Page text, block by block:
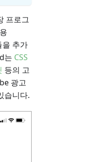
프로그
을 추가
는 CSS
등의 고
광고
습니다.